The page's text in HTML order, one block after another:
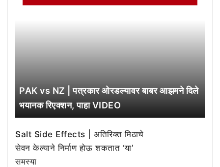
PAK vs NZ | पत्रकार ओरडल्यावर बाबर आझमने दिले
भयानक रिएक्शन, पाहा VIDEO
Salt Side Effects | अतिरिक्त मिठाचे
सेवन केल्याने निर्माण होऊ शकतात ‘या’
समस्या